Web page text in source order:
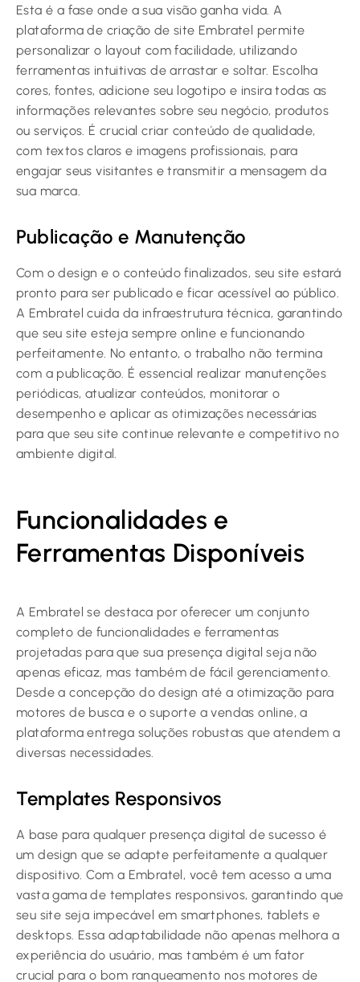
Esta é a fase onde a sua visão ganha vida. A
plataforma de criação de site Embratel permite
personalizar o layout com facilidade, utilizando
ferramentas intuitivas de arrastar e soltar. Escolha
cores, fontes, adicione seu logotipo e insira todas as
informações relevantes sobre seu negócio, produtos
ou serviços. É crucial criar conteúdo de qualidade,
com textos claros e imagens profissionais, para
engajar seus visitantes e transmitir a mensagem da
sua marca.
Publicação e Manutenção
Com o design e o conteúdo finalizados, seu site estará
pronto para ser publicado e ficar acessível ao público.
A Embratel cuida da infraestrutura técnica, garantindo
que seu site esteja sempre online e funcionando
perfeitamente. No entanto, o trabalho não termina
com a publicação. É essencial realizar manutenções
periódicas, atualizar conteúdos, monitorar o
desempenho e aplicar as otimizações necessárias
para que seu site continue relevante e competitivo no
ambiente digital.
Funcionalidades e
Ferramentas Disponíveis
A Embratel se destaca por oferecer um conjunto
completo de funcionalidades e ferramentas
projetadas para que sua presença digital seja não
apenas eficaz, mas também de fácil gerenciamento.
Desde a concepção do design até a otimização para
motores de busca e o suporte a vendas online, a
plataforma entrega soluções robustas que atendem a
diversas necessidades.
Templates Responsivos
A base para qualquer presença digital de sucesso é
um design que se adapte perfeitamente a qualquer
dispositivo. Com a Embratel, você tem acesso a uma
vasta gama de templates responsivos, garantindo que
seu site seja impecável em smartphones, tablets e
desktops. Essa adaptabilidade não apenas melhora a
experiência do usuário, mas também é um fator
crucial para o bom ranqueamento nos motores de